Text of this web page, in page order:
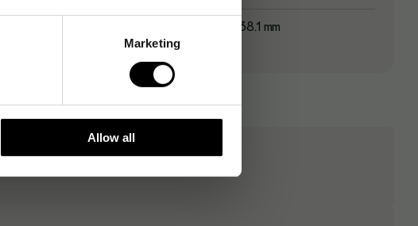
Marketing
Allow all
38.1 mm